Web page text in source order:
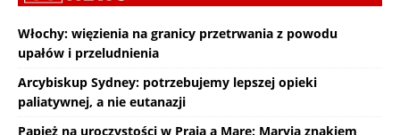
Włochy: więzienia na granicy przetrwania z powodu
upałów i przeludnienia
Arcybiskup Sydney: potrzebujemy lepszej opieki
paliatywnej, a nie eutanazji
Papież na uroczystości w Praia a Mare: Maryja znakiem